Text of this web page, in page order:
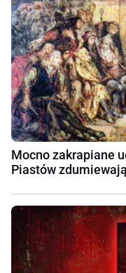
Mocno zakrapiane
Piastów zdumiewają